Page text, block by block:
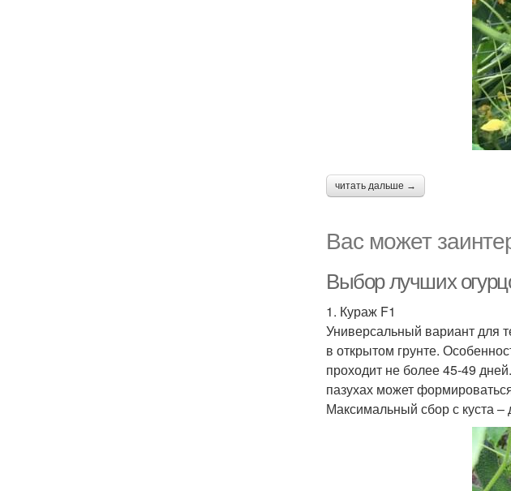
читать дальше →
Вас может
Выбор лучших
1. Кураж F1
Универсальный вариант для
в открытом грунте.
проходит не более 45-49
пазухах может
Максимальный сбор с куста –